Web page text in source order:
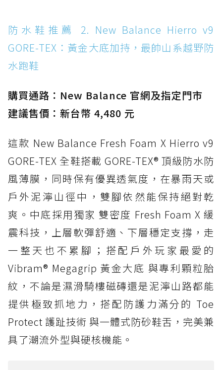
防水鞋推薦 14. SKECHERS BADGER
WATERPROOF：一踩即穿懶人神器！搭載固特
異大底與全防水厚底健走鞋
防水鞋推薦 15. Brooks Cascadia 19 GTX：注
防水鞋推薦 2. New Balance Hierro v9
GORE-TEX：黃金大底加持，最帥山系越野防
水跑鞋
購買通路：New Balance 官網及指定門市
建議售價：新台幣 4,480 元
這款 New Balance Fresh Foam X Hierro v9
GORE-TEX 全鞋搭載 GORE-TEX® 頂級防水防
風薄膜，同時保有優異透氣度，在暴雨天或
戶外泥濘山徑中，雙腳依然能保持絕對乾
爽。中底採用獨家 雙密度 Fresh Foam X 緩
震科技，上層軟彈舒適、下層穩定支撐，走
一整天也不累腳；搭配戶外玩家最愛的
Vibram® Megagrip 黃金大底 與專利顆粒胎
紋，不論是濕滑騎樓磁磚還是泥濘山路都能
提供極致抓地力，搭配防護力滿分的 Toe
Protect 護趾技術 與一體式防砂鞋舌，完美兼
具了潮流外型與硬核機能。